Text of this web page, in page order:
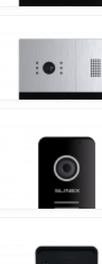
panel pre 2
Slinex MA-
panel pre 3